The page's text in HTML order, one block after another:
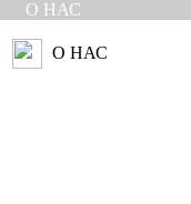
О НАС
О НАС